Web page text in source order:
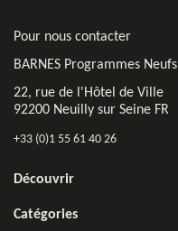
Pour nous contacter
BARNES Programmes Neufs
22, rue de l'Hôtel de Ville
92200 Neuilly sur Seine FR
+33 (0)1 55 61 40 26
Découvrir
Catégories